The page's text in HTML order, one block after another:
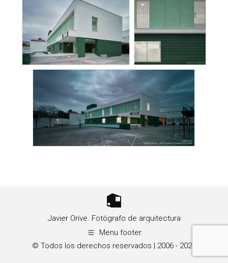
Javier Orive. Fotógrafo de arquitectura
Menu footer
© Todos los derechos reservados | 2006 - 2026